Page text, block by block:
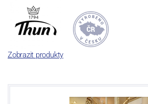
a ve své výrobě navazuje na více jak
porcelánu. Kapacita tohoto závodu je
závod je vybaven moderními
isostatické lisy, tlakové lití, glazovací
komorová pec, vtavná dekorační pec.
Zobrazit produkty